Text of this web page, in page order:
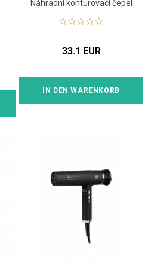
Náhradní konturovací čepel
33.1 EUR
IN DEN WARENKORB